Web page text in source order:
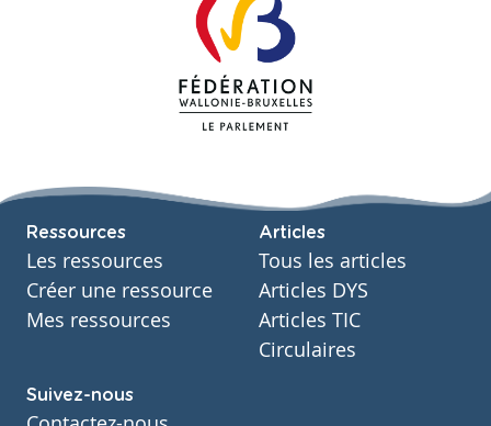
Ressources
Les ressources
Créer une ressource
Mes ressources
Articles
Tous les articles
Articles DYS
Articles TIC
Circulaires
Suivez-nous